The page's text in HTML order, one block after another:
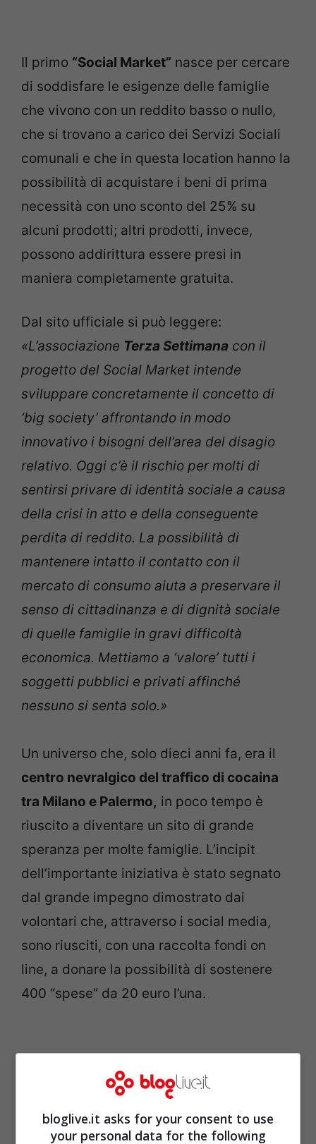
Il primo “Social Market” nasce per cercare
di soddisfare le esigenze delle famiglie
che vivono con un reddito basso o nullo,
che si trovano a carico dei Servizi Sociali
comunali e che in questa location hanno la
possibilità di acquistare i beni di prima
necessità con uno sconto del 25% su
alcuni prodotti; altri prodotti, invece,
possono addirittura essere presi in
maniera completamente gratuita.
Dal sito ufficiale si può leggere:
«L’associazione Terza Settimana con il
progetto del Social Market intende
sviluppare concretamente il concetto di
‘big society’ affrontando in modo
innovativo i bisogni dell’area del disagio
relativo. Oggi c’è il rischio per molti di
sentirsi privare di identità sociale a causa
della crisi in atto e della conseguente
perdita di reddito. La possibilità di
mantenere intatto il contatto con il
mercato di consumo aiuta a preservare il
senso di cittadinanza e di dignità sociale
di quelle famiglie in gravi difficoltà
economica. Mettiamo a ‘valore’ tutti i
soggetti pubblici e privati affinché
nessuno si senta solo.»
Un universo che, solo dieci anni fa, era il
centro nevralgico del traffico di cocaina
tra Milano e Palermo, in poco tempo è
riuscito a diventare un sito di grande
speranza per molte famiglie. L’incipit
dell’importante iniziativa è stato segnato
dal grande impegno dimostrato dai
volontari che, attraverso i social media,
sono riusciti, con una raccolta fondi on
line, a donare la possibilità di sostenere
400 “spese” da 20 euro l’una.
bloglive.it asks for your consent to use
your personal data for the following